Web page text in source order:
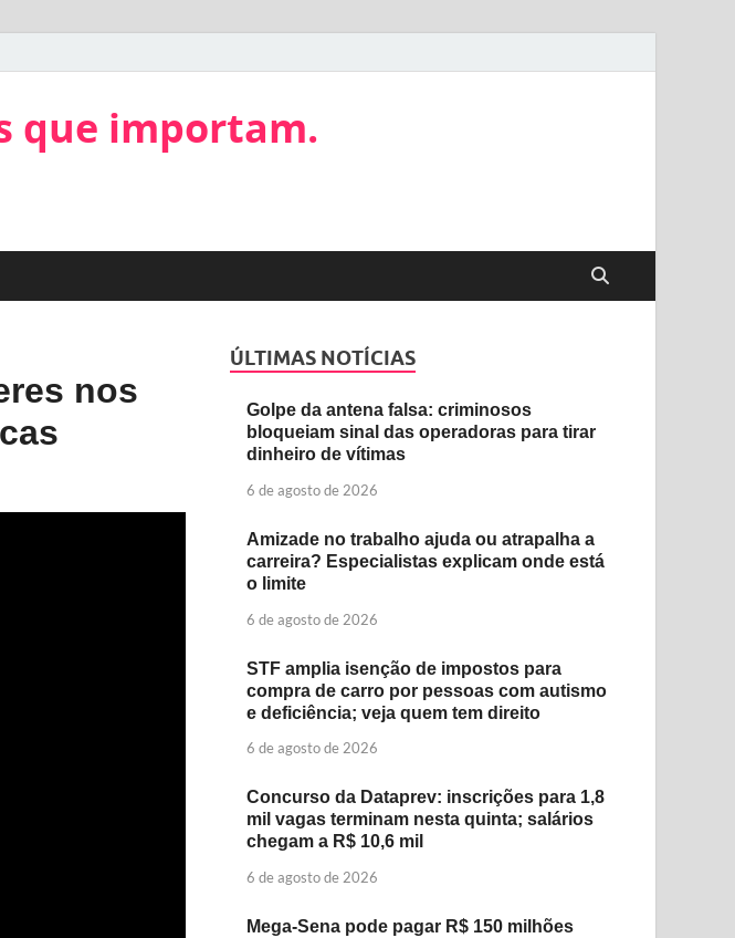
que importam.
nos
ÚLTIMAS NOTÍCIAS
Golpe da antena falsa: criminosos
bloqueiam sinal das operadoras para tirar
dinheiro de vítimas
6 de agosto de 2026
Amizade no trabalho ajuda ou atrapalha a
carreira? Especialistas explicam onde está
o limite
6 de agosto de 2026
STF amplia isenção de impostos para
compra de carro por pessoas com autismo
e deficiência; veja quem tem direito
6 de agosto de 2026
Concurso da Dataprev: inscrições para 1,8
mil vagas terminam nesta quinta; salários
chegam a R$ 10,6 mil
6 de agosto de 2026
Mega-Sena pode pagar R$ 150 milhões